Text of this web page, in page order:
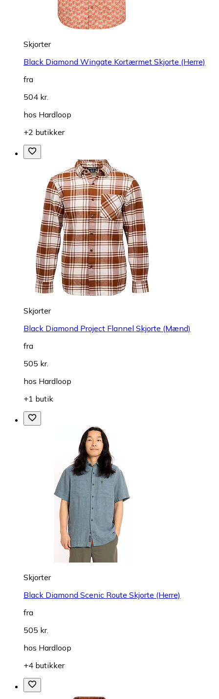
Skjorter
Black Diamond Wingate Kortærmet Skjorte (Herre)
fra
504 kr.
hos Hardloop
+2 butikker
Skjorter
Black Diamond Project Flannel Skjorte (Mænd)
fra
505 kr.
hos Hardloop
+1 butik
Skjorter
Black Diamond Scenic Route Skjorte (Herre)
fra
505 kr.
hos Hardloop
+4 butikker